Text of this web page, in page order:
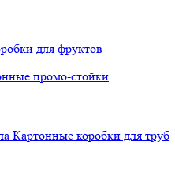
для фруктов
промо-стойки
Картонные коробки для труб